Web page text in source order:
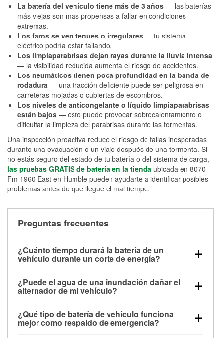
La batería del vehículo tiene más de 3 años — las baterías
más viejas son más propensas a fallar en condiciones
extremas.
Los faros se ven tenues o irregulares — tu sistema
eléctrico podría estar fallando.
Los limpiaparabrisas dejan rayas durante la lluvia intensa
— la visibilidad reducida aumenta el riesgo de accidentes.
Los neumáticos tienen poca profundidad en la banda de
rodadura — una tracción deficiente puede ser peligrosa en
carreteras mojadas o cubiertas de escombros.
Los niveles de anticongelante o líquido limpiaparabrisas
están bajos — esto puede provocar sobrecalentamiento o
dificultar la limpieza del parabrisas durante las tormentas.
Una inspección proactiva reduce el riesgo de fallas inesperadas
durante una evacuación o un viaje después de una tormenta. Si
no estás seguro del estado de tu batería o del sistema de carga,
las pruebas GRATIS de batería en la tienda ubicada en 8070
Fm 1960 East en Humble pueden ayudarte a identificar posibles
problemas antes de que llegue el mal tiempo.
Preguntas frecuentes
¿Cuánto tiempo durará la batería de un
vehículo durante un corte de energía?
alimentar pequeños accesorios durante un tiempo
limitado, pero el uso repetido sin conducir el vehículo
contar con un equipo de carga de respaldo para
cortes prolongados.
¿Puede el agua de una inundación dañar el
alternador de mi vehículo?
parte baja del compartimento del motor y pueden
dañarse si se sumergen, lo que puede provocar una
¿Qué tipo de batería de vehículo funciona
mejor como respaldo de emergencia?